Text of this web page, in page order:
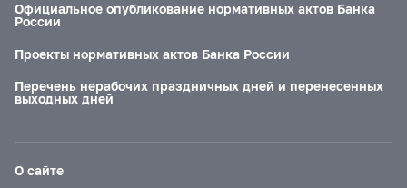
Официальное опубликование нормативных актов Банка
России
Проекты нормативных актов Банка России
Перечень нерабочих праздничных дней и перенесенных
выходных дней
О сайте